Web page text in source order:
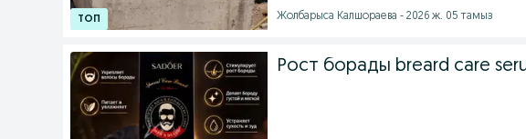
Жолбарыса Калшораева - 2026 ж. 05 тамыз
Рост борады breard care